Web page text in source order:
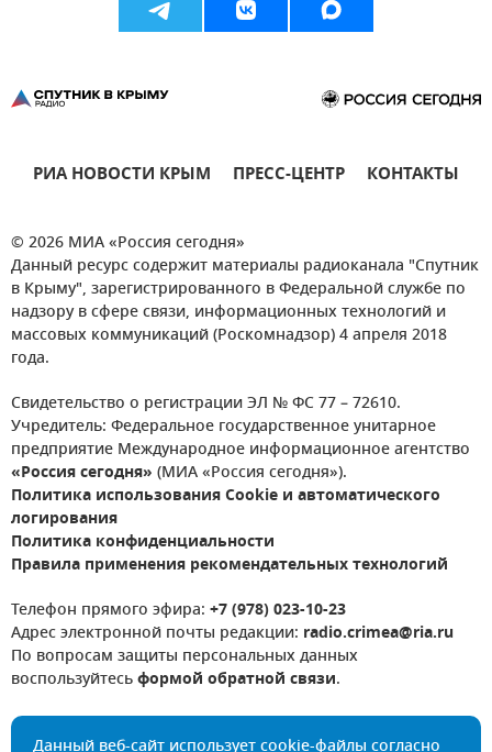
РИА НОВОСТИ КРЫМ ПРЕСС-ЦЕНТР КОНТАКТЫ
© 2026 МИА «Россия сегодня»
Данный ресурс содержит материалы радиоканала "Спутник
в Крыму", зарегистрированного в Федеральной службе по
надзору в сфере связи, информационных технологий и
массовых коммуникаций (Роскомнадзор) 4 апреля 2018
года.
Свидетельство о регистрации ЭЛ № ФС 77 – 72610.
Учредитель: Федеральное государственное унитарное
предприятие Международное информационное агентство
«Россия сегодня» (МИА «Россия сегодня»).
Политика использования Cookie и автоматического
логирования
Политика конфиденциальности
Правила применения рекомендательных технологий
Телефон прямого эфира: +7 (978) 023-10-23
Адрес электронной почты редакции: radio.crimea@ria.ru
По вопросам защиты персональных данных
воспользуйтесьформой обратной связи.